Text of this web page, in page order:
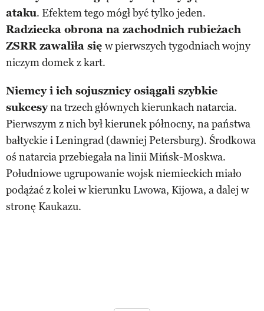
ataku. Efektem tego mógł być tylko jeden.
Radziecka obrona na zachodnich rubieżach
ZSRR zawaliła się w pierwszych tygodniach wojny
niczym domek z kart.
Niemcy i ich sojusznicy osiągali szybkie
sukcesyna trzech głównych kierunkach natarcia.
Pierwszym z nich był kierunek północny, na państwa
bałtyckie i Leningrad (dawniej Petersburg). Środkowa
oś natarcia przebiegała na linii Mińsk-Moskwa.
Południowe ugrupowanie wojsk niemieckich miało
podążać z kolei w kierunku Lwowa, Kijowa, a dalej w
stronę Kaukazu.